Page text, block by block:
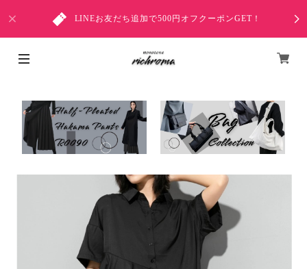
LINEお友だち追加で500円オフクーポンGET！